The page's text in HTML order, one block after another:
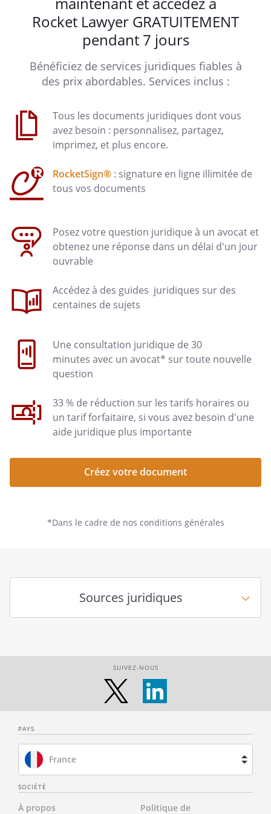
Nous vous prions d'agréer l'expression
de nos sentiments distingués.
Signature :
au capital de
Siège social :
RCS
LETTRE DE CONVOCATION A
L'ASSEMBLEE
GENERALE EXTRAORDINAIRE
Le
A l'attention de :
Rocket Lawyer GRATUITEMENT
pendant 7 jours
Bénéficiez de services juridiques fiables à
des prix abordables. Services inclus :
Tous les documents juridiques dont vous
avez besoin : personnalisez, partagez,
imprimez, et plus encore.
RocketSign® : signature en ligne illimitée de
tous vos documents
Posez votre question juridique à un avocat et
obtenez une réponse dans un délai d'un jour
ouvrable
Accédez à des guides juridiques sur des
centaines de sujets
Une consultation juridique de 30
minutes avec un avocat* sur toute nouvelle
question
33 % de réduction sur les tarifs horaires ou
un tarif forfaitaire, si vous avez besoin d'une
aide juridique plus importante
Créez votre document
*Dans le cadre de nos conditions générales
Sources juridiques
SUIVEZ-NOUS
PAYS
France
SOCIÉTÉ
À propos Politique de